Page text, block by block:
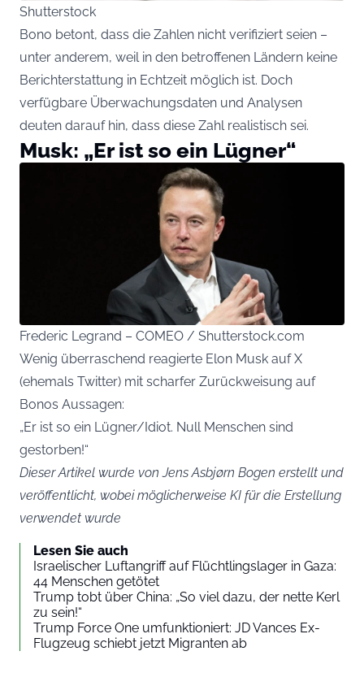
Shutterstock
Bono betont, dass die Zahlen nicht verifiziert seien –
unter anderem, weil in den betroffenen Ländern keine
Berichterstattung in Echtzeit möglich ist. Doch
verfügbare Überwachungsdaten und Analysen
deuten darauf hin, dass diese Zahl realistisch sei.
Musk: „Er ist so ein Lügner“
Frederic Legrand – COMEO / Shutterstock.com
Wenig überraschend reagierte Elon Musk auf X
(ehemals Twitter) mit scharfer Zurückweisung auf
Bonos Aussagen:
„Er ist so ein Lügner/Idiot. Null Menschen sind
gestorben!“
Dieser Artikel wurde von Jens Asbjørn Bogen erstellt und
veröffentlicht, wobei möglicherweise KI für die Erstellung
verwendet wurde
Lesen Sie auch
Israelischer Luftangriff auf Flüchtlingslager in Gaza:
44 Menschen getötet
Trump tobt über China: „So viel dazu, der nette Kerl
zu sein!“
Trump Force One umfunktioniert: JD Vances Ex-
Flugzeug schiebt jetzt Migranten ab